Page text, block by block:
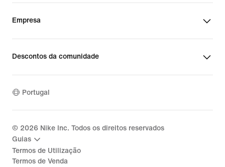
Empresa
Descontos da comunidade
Portugal
© 2026 Nike Inc. Todos os direitos reservados
Guias
Termos de Utilização
Termos de Venda